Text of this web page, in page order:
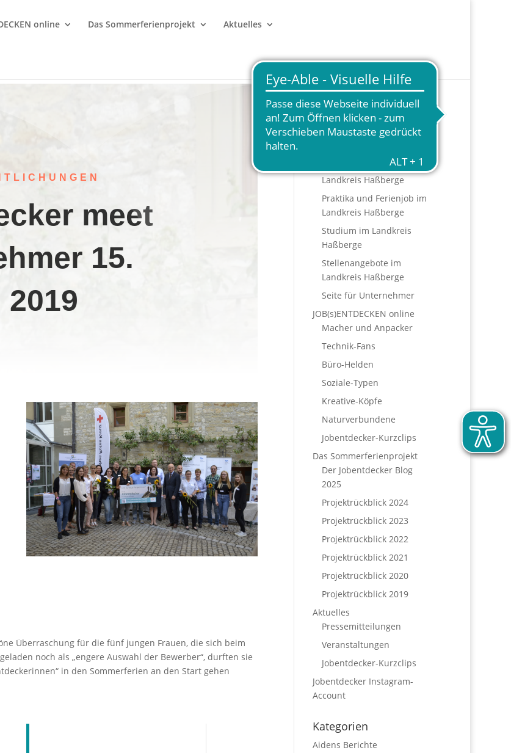
online Das Sommerferienprojekt Aktuelles
meet
15.
Überraschung für die fünf jungen Frauen, die sich beim
noch als „engere Auswahl der Bewerber“, durften sie
in den Sommerferien an den Start gehen
Start
Ausbildungsstellen im
Landkreis Haßberge
Praktika und Ferienjob im
Landkreis Haßberge
Studium im Landkreis
Haßberge
Stellenangebote im
Landkreis Haßberge
Seite für Unternehmer
JOB(s)ENTDECKEN online
Macher und Anpacker
Technik-Fans
Büro-Helden
Soziale-Typen
Kreative-Köpfe
Naturverbundene
Jobentdecker-Kurzclips
Das Sommerferienprojekt
Der Jobentdecker Blog
2025
Projektrückblick 2024
Projektrückblick 2023
Projektrückblick 2022
Projektrückblick 2021
Projektrückblick 2020
Projektrückblick 2019
Aktuelles
Pressemitteilungen
Veranstaltungen
Jobentdecker-Kurzclips
Jobentdecker Instagram-
Account
Kategorien
Aidens Berichte